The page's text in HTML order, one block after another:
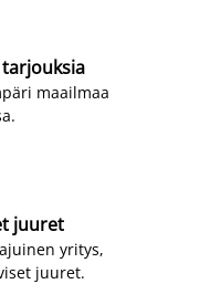
maailmaa
juuret
yritys,
juuret.